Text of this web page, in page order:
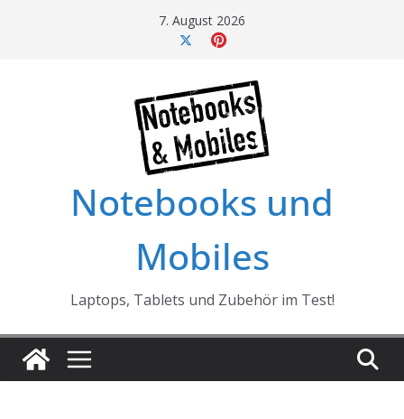
7. August 2026
Notebooks und
Mobiles
Laptops, Tablets und Zubehör im Test!